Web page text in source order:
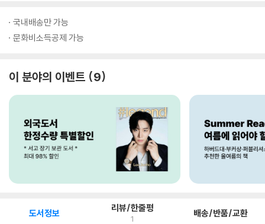
국내배송만 가능
문화비소득공제 가능
이 분야의 이벤트 9
도서정보 리뷰/한줄평
1 배송/반품/교환